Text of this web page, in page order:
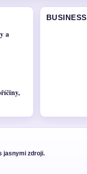
a
BUSINESS
jasnymi zdroji.